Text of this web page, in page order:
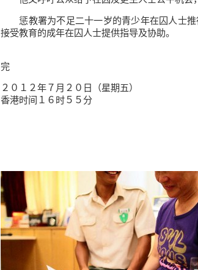
惩教署为不足二十一岁的青少年在囚人士推
接受教育的成年在囚人士提供指导及协助。
完
２０１２年７月２０日（星期五）
香港时间１６时５５分